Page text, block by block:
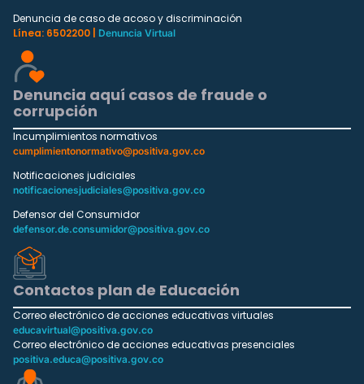
Denuncia de caso de acoso y discriminación
Línea: 6502200 |
Denuncia Virtual
Denuncia aquí casos de fraude o
corrupción
Incumplimientos normativos
cumplimientonormativo@positiva.gov.co
Notificaciones judiciales
notificacionesjudiciales@positiva.gov.co
Defensor del Consumidor
defensor.de.consumidor@positiva.gov.co
Contactos plan de Educación
Correo electrónico de acciones educativas virtuales
educavirtual@positiva.gov.co
Correo electrónico de acciones educativas presenciales
positiva.educa@positiva.gov.co